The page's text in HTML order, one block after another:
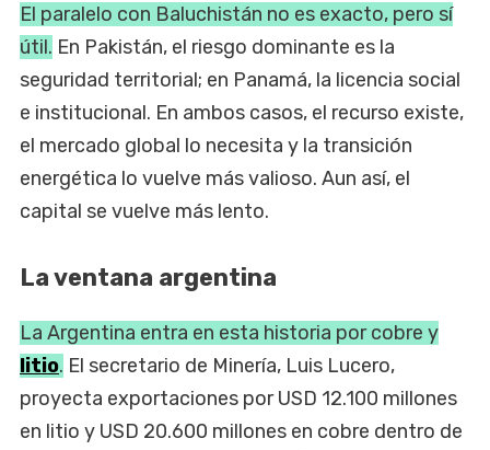
El paralelo con Baluchistán no es exacto, pero sí
útil. En Pakistán, el riesgo dominante es la
seguridad territorial; en Panamá, la licencia social
e institucional. En ambos casos, el recurso existe,
el mercado global lo necesita y la transición
energética lo vuelve más valioso. Aun así, el
capital se vuelve más lento.
La ventana argentina
La Argentina entra en esta historia por cobre y
litio. El secretario de Minería, Luis Lucero,
proyecta exportaciones por USD 12.100 millones
en litio y USD 20.600 millones en cobre dentro de